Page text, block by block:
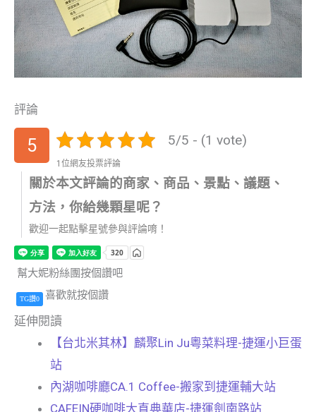
評論
5 5/5 - (1 vote)
1位網友投票評論
關於本文評論的商家、商品、景點、議題、
方法，你給幾顆星呢？
歡迎一起點擊星號參與評論唷！
幫大妮粉絲團按個讚吧
TG讚0 喜歡就按個讚
延伸閱讀
【台北米其林】麟聚Lin Ju粵菜料理-捷運小巨蛋
站
內湖咖啡廳CA.1 Coffee-搬家到捷運輔大站
CAFEIN硬咖啡大直典華店-捷運劍南路站